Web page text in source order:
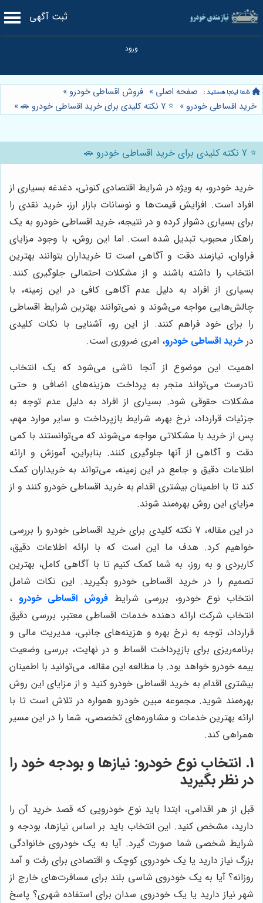
ثبت آگهی
صفحه اصلی » فروش اقساطی خودرو »
خرید اقساطی خودرو » ⭐️ 7 نکته کلیدی برای خرید اقساطی خودرو 🚗 »
⭐️ 7 نکته کلیدی برای خرید اقساطی خودرو 🚗
خرید خودرو، به ویژه در شرایط اقتصادی کنونی، دغدغه بسیاری از
افراد است. افزایش قیمت‌ها و نوسانات بازار ارز، خرید نقدی را
برای بسیاری دشوار کرده و در نتیجه، خرید اقساطی خودرو به یک
راهکار محبوب تبدیل شده است. اما این روش، با وجود مزایای
فراوان، نیازمند دقت و آگاهی است تا خریداران بتوانند بهترین
انتخاب را داشته باشند و از مشکلات احتمالی جلوگیری کنند.
بسیاری از افراد به دلیل عدم آگاهی کافی در این زمینه، با
چالش‌هایی مواجه می‌شوند و نمی‌توانند بهترین شرایط اقساطی
را برای خود فراهم کنند. از این رو، آشنایی با نکات کلیدی
در خرید اقساطی خودرو، امری ضروری است.
اهمیت این موضوع از آنجا ناشی می‌شود که یک انتخاب
نادرست می‌تواند منجر به پرداخت هزینه‌های اضافی و حتی
مشکلات حقوقی شود. بسیاری از افراد به دلیل عدم توجه به
جزئیات قرارداد، نرخ بهره، شرایط بازپرداخت و سایر موارد مهم،
پس از خرید با مشکلاتی مواجه می‌شوند که می‌توانستند با کمی
دقت و آگاهی از آنها جلوگیری کنند. بنابراین، آموزش و ارائه
اطلاعات دقیق و جامع در این زمینه، می‌تواند به خریداران کمک
کند تا با اطمینان بیشتری اقدام به خرید اقساطی خودرو کنند و از
مزایای این روش بهره‌مند شوند.
در این مقاله، 7 نکته کلیدی برای خرید اقساطی خودرو را بررسی
خواهیم کرد. هدف ما این است که با ارائه اطلاعات دقیق،
کاربردی و به روز، به شما کمک کنیم تا با آگاهی کامل، بهترین
تصمیم را در خرید اقساطی خودرو بگیرید. این نکات شامل
انتخاب نوع خودرو، بررسی شرایط فروش اقساطی خودرو ،
انتخاب شرکت ارائه دهنده خدمات اقساطی معتبر، بررسی دقیق
قرارداد، توجه به نرخ بهره و هزینه‌های جانبی، مدیریت مالی و
برنامه‌ریزی برای بازپرداخت اقساط و در نهایت، بررسی وضعیت
بیمه خودرو خواهد بود. با مطالعه این مقاله، می‌توانید با اطمینان
بیشتری اقدام به خرید اقساطی خودرو کنید و از مزایای این روش
بهره‌مند شوید. مجموعه مبین خودرو همواره در تلاش است تا با
ارائه بهترین خدمات و مشاوره‌های تخصصی، شما را در این مسیر
همراهی کند.
1. انتخاب نوع خودرو: نیازها و بودجه خود را
در نظر بگیرید
قبل از هر اقدامی، ابتدا باید نوع خودرویی که قصد خرید آن را
دارید، مشخص کنید. این انتخاب باید بر اساس نیازها، بودجه و
شرایط شخصی شما صورت گیرد. آیا به یک خودروی خانوادگی
بزرگ نیاز دارید یا یک خودروی کوچک و اقتصادی برای رفت و آمد
روزانه؟ آیا به یک خودروی شاسی بلند برای مسافرت‌های خارج از
شهر نیاز دارید یا یک خودروی سدان برای استفاده شهری؟ پاسخ